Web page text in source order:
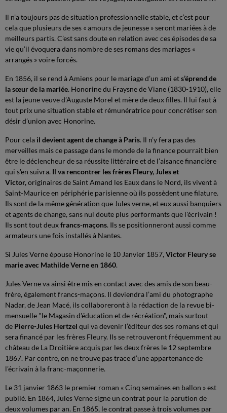
Il n’a toujours pas de situation professionnelle stable, et c’est pour
cela que plusieurs de ses « amours de jeunesse » seront mariées à de
meilleurs partis. C’est sans doute en relation avec ces épisodes de sa
vie qu’il évoquera dans nombre de ses romans des mariages «
arrangés » voire forcés.
En 1856, il se rend à Amiens pour le mariage d’un ami ets’éprend de
la sœur de la mariée. Honorine du Fraysne de Viane (1830-1910), elle
est la jeune veuve d’Auguste Morel et mère de deux filles. Il lui faut à
tout prix une situation stable et rémunératrice pour concrétiser son
désir d’union avec Honorine.
Pour cela il devient agent de change à Paris. Il n’y fera pas des
merveilles mais ce passage dans le monde de la finance pourrait bien
être le déclencheur de sa réussite littéraire et de l’aisance financière
qui s'en suivra. Il va rencontrer les frères Fleury, Jules et
Victor,originaires de Saint Amand les Eaux dans le Nord, ils vivent à
Saint-Maurice en périphérie parisienne où ils possèdent une filature.
Ils sont de la même génération que Jules verne, et eux aussi banquiers
et agents de change, sans nul doute plus performants que l'écrivain !
Ils sont tout deuxfrancs-maçons. Ils se positionneront aussi comme
armateurs une fois installés à Nantes.
Si Jules Verne épouse Honorine le 10 Janvier 1857, Victor Fleury se
marie avec Mathilde Verne en 1860.
Jules Verne va ainsi être mis en contact avec des amis de son beau-
frère, également francs-maçons. Il deviendra l’ami du photographe
Nadar, de Jean Macé, ils collaboreront à la rédaction de la revue bi-
mensuelle "le Magasin d'éducation et de récréation", mais surtout
de Pierre-Jules Hertzel qui va devenir l’éditeur des ses romans et qui
sera financé par les frères Fleury. Ils se retrouveront fréquemment au
château de La Droitière acquis par les deux frères le 12 septembre
1867. Par contre, on ne trouve pas trace d’une appartenance de
l’écrivain à la franc-maçonnerie.
Le 31 janvier 1863 le premier roman « Cinq semaines en ballon » est
publié. En 1864, Jules Verne signe un contrat pour la parution de
deux volumes par an. En 1865, le contrat passe à trois volumes par